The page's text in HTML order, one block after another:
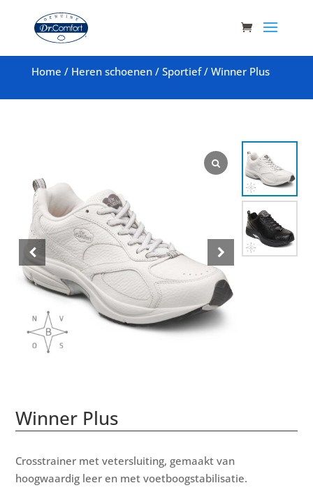
Home / Heren schoenen/ Sportief/ Winner Plus
Winner Plus
Crosstrainer met vetersluiting, gemaakt van
hoogwaardig leer en met voetboogstabilisatie.